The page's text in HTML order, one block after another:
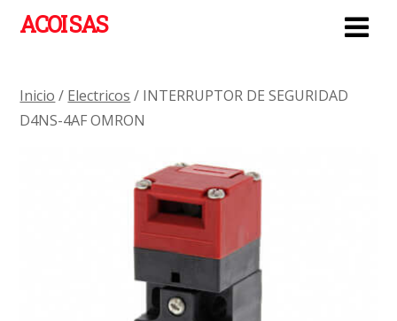
ACOI SAS
Inicio / Electricos / INTERRUPTOR DE SEGURIDAD
D4NS-4AF OMRON